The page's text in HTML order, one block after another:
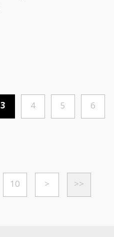
3 4 5 6
10 > >>